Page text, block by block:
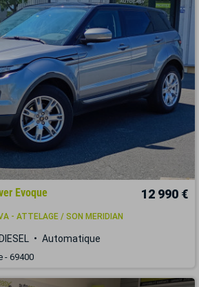
Evoque 12 990 €
- ATTELAGE / SON MERIDIAN
DIESEL Automatique
- 69400